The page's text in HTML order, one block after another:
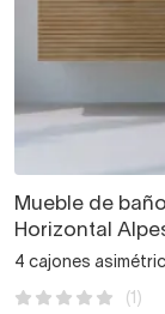
Mueble de
Horizontal
4 cajones
(1)